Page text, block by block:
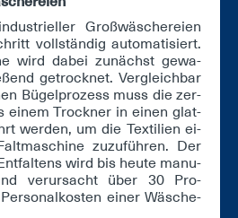
Groß­wä­sche­rei­en
voll­stän­dig au­to­ma­ti­siert.
wird da­bei zu­nächst ge­wa­
ge­trock­net. Ver­gleich­bar
Bü­gel­pro­zess muss die zer­
ei­nem Trock­ner in ei­nen glat­
wer­den, um die Tex­ti­li­en ei­
zu­zu­füh­ren. Der
wird bis heu­te ma­nu­
ver­ur­sacht über 30 Pro­
ei­ner Wä­sche­